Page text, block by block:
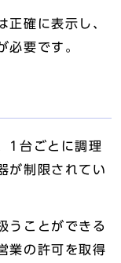
正確に表示し、
必要です。
1台ごとに調理
が制限されてい
うことができる
業の許可を取得